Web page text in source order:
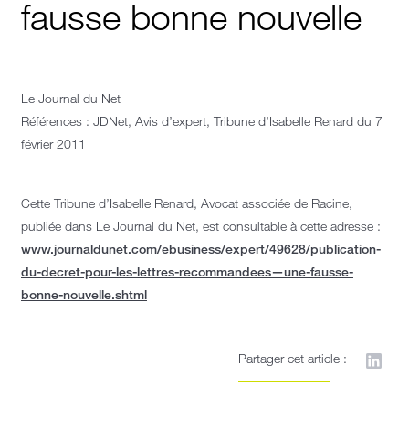
fausse bonne nouvelle
Le Journal du Net
Références : JDNet, Avis d’expert, Tribune d’Isabelle Renard du 7
février 2011
Cette Tribune d’Isabelle Renard, Avocat associée de Racine,
publiée dans Le Journal du Net, est consultable à cette adresse :
www.journaldunet.com/ebusiness/expert/49628/publication-
du-decret-pour-les-lettres-recommandees—une-fausse-
bonne-nouvelle.shtml
Partager cet article :